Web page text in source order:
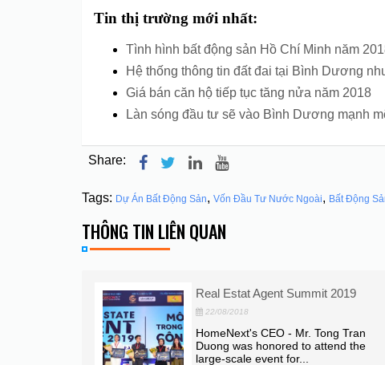
Tin thị trường mới nhất:
Tình hình bất động sản Hồ Chí Minh năm
Hệ thống thông tin đất đai tại Bình Dương
Giá bán căn hộ tiếp tục tăng nửa năm 2018
Làn sóng đầu tư sẽ vào Bình Dương mạnh
Share:
Tags: Dự Án Bất Động Sản, Vốn Đầu Tư Nước Ngoài, Bất Động
THÔNG TIN LIÊN QUAN
Summit 2019
CEO - Mr. Tong Tran
honored to attend the
Bất động sản Châu Á hấp
đầu tư nhất
Bất động sản Châu Á thu
đầu tư đến cỡ nào? Câu